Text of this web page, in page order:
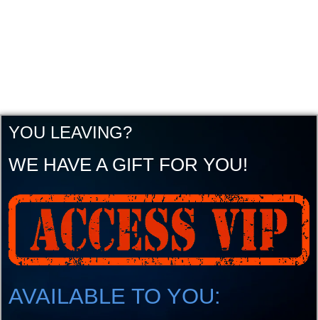
YOU LEAVING?
WE HAVE A GIFT FOR YOU!
AVAILABLE TO YOU: